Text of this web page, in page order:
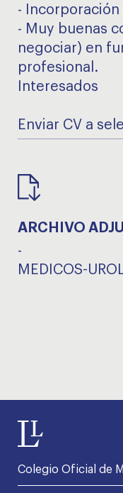
-
- Muy buenas
negociar) en
profesional.
Interesados
Enviar CV a
ARCHIVO
-
MEDICOS-
Colegio Oficial de